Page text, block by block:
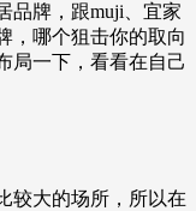
品牌，跟muji、宜家
，哪个狙击你的取向
局一下，看看在自己
较大的场所，所以在